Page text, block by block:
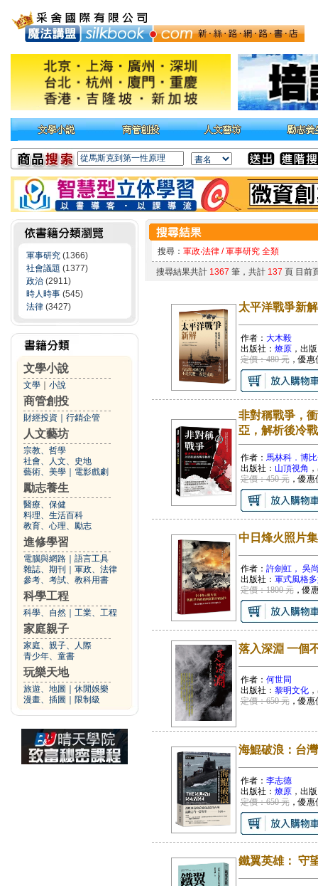
軍事研究 (1366)
社會議題 (1377)
政治 (2911)
時人時事 (545)
法律 (3427)
文學小說
文學 小說
商管創投
財經投資 行銷企管
人文藝坊
宗教、哲學
社會、人文、史地
藝術、美學
電影戲劇
勵志養生
醫療、保健
料理、生活百科
教育、心理、勵志
進修學習
電腦與網路
語言工具
雜誌、期刊
軍政、法律
參考、考試、教科用書
科學工程
科學、自然 工業、工程
家庭親子
家庭、親子、人際
青少年、童書
玩樂天地
旅遊、地圖
休閒娛樂
漫畫、插圖
限制級
搜尋： 軍政‧法律 / 軍事研究 全類
搜尋結果共計 1367 筆，共計 137 頁 目前
太平洋戰爭新
作者： 大木毅
出版社： 燎原，出
定價：480 元，優惠
非對稱戰爭，
亞，解析後冷
作者： 馬林科．博
出版社： 山頂視角
定價：450 元，優惠
中日烽火照片
作者： 許劍虹， 吳
出版社： 軍式風格
定價：1800 元，優
落入深淵 一個
作者： 何世同
出版社： 黎明文化
定價：650 元，優惠
海鯤破浪：台
作者： 李志德
出版社： 燎原，出
定價：650 元，優惠
鐵翼英雄： 守